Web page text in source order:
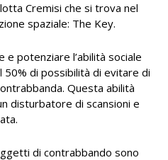
Cremisi che si trova nel
spaziale: The Key.
e potenziare l’abilità sociale
50% di possibilità di evitare di
Questa abilità
disturbatore di scansioni e
di contrabbando sono